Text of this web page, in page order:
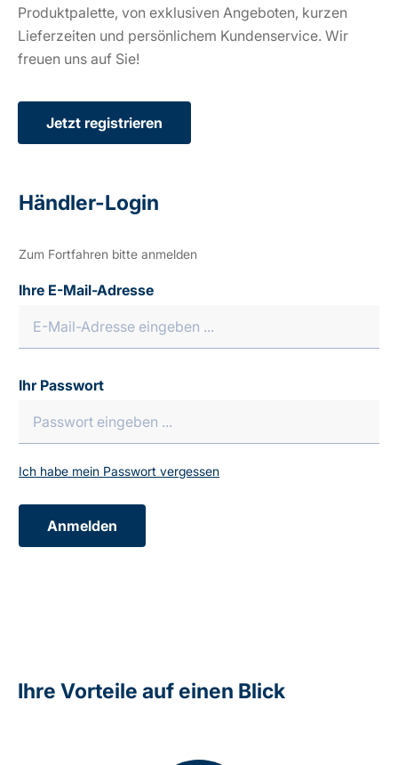
Produktpalette, von exklusiven Angeboten, kurzen
Lieferzeiten und persönlichem Kundenservice. Wir
freuen uns auf Sie!
Jetzt registrieren
Händler-Login
Zum Fortfahren bitte anmelden
Ihre E-Mail-Adresse
Ihr Passwort
Ich habe mein Passwort vergessen
Anmelden
Ihre Vorteile auf einen Blick